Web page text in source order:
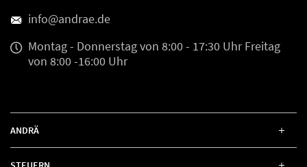
info@andrae.de
Montag - Donnerstagvon 8:00 - 17:30 UhrFreitag
von 8:00 -16:00 Uhr
ANDRÄ